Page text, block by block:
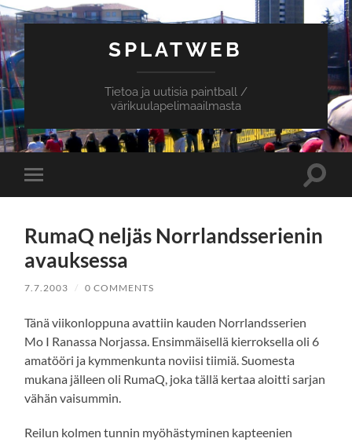
SPLATWEB
Tietoa ja uutisia paintball /
värikuulapelimaailmasta
Toggle
mobile
Toggle
RumaQ neljäs Norrlandsserienin
avauksessa
7.7.2003 / 0 COMMENTS
Tänä viikonloppuna avattiin kauden Norrlandsserien
Mo I Ranassa Norjassa. Ensimmäisellä kierroksella oli 6
amatööri ja kymmenkunta noviisi tiimiä. Suomesta
mukana jälleen oli RumaQ, joka tällä kertaa aloitti sarjan
vähän vaisummin.
Reilun kolmen tunnin myöhästyminen kapteenien